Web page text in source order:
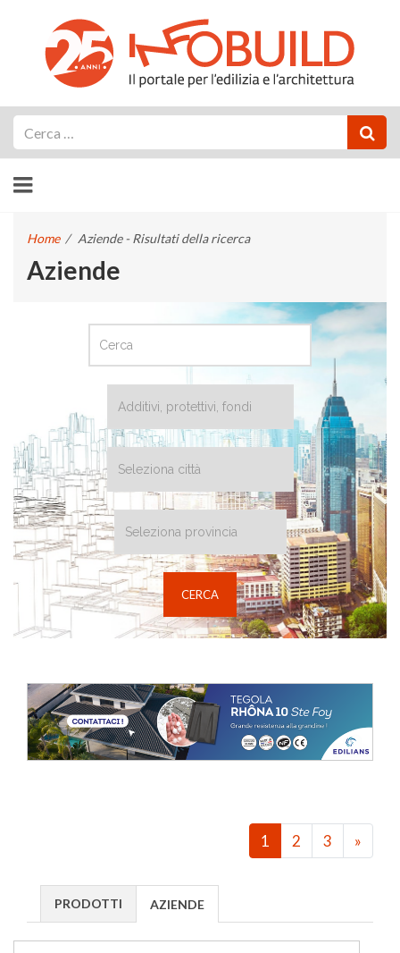
Home / Aziende - Risultati della ricerca
Aziende
1 2 3 »
PRODOTTI AZIENDE